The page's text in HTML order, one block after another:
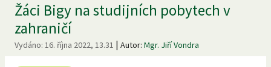
Žáci Bigy na studijních pobytech v
zahraničí
Vydáno: 16. října 2022, 13.31 | Autor: Mgr. Jiří Vondra